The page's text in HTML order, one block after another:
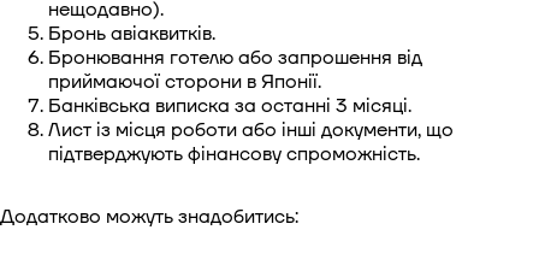
нещодавно).
Бронь авіаквитків.
Бронювання готелю або запрошення від
приймаючої сторони в Японії.
Банківська виписка за останні 3 місяці.
Лист із місця роботи або інші документи, що
підтверджують фінансову спроможність.
Додатково можуть знадобитись: